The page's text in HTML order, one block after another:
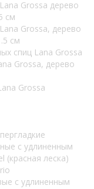
Grossa дерево
см
Grossa, дерево
см
спиц Lana Grossa
Grossa, дерево
Grossa
с удлиненным
(красная леска)
с удлиненным